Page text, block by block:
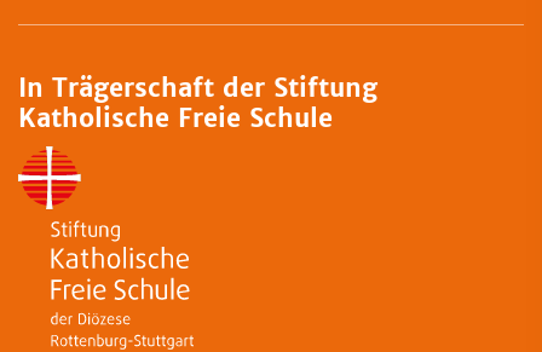
In Trägerschaft der Stiftung
Katholische Freie Schule